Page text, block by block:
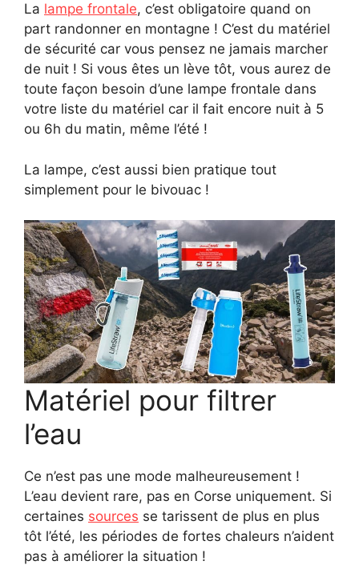
La lampe frontale, c’est obligatoire quand on
part randonner en montagne ! C’est du matériel
de sécurité car vous pensez ne jamais marcher
de nuit ! Si vous êtes un lève tôt, vous aurez de
toute façon besoin d’une lampe frontale dans
votre liste du matériel car il fait encore nuit à 5
ou 6h du matin, même l’été !
La lampe, c’est aussi bien pratique tout
simplement pour le bivouac !
Matériel pour filtrer
l’eau
Ce n’est pas une mode malheureusement !
L’eau devient rare, pas en Corse uniquement. Si
certaines sources se tarissent de plus en plus
tôt l’été, les périodes de fortes chaleurs n’aident
pas à améliorer la situation !